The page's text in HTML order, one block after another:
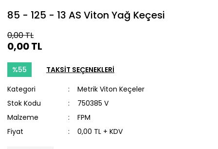
85 - 125 - 13 AS Viton Yağ Keçesi
0,00 TL
0,00 TL
%55 TAKSİT SEÇENEKLERİ
Kategori
Metrik Viton Keçeler
Stok Kodu
750385 V
Malzeme
FPM
Fiyat
0,00 TL + KDV